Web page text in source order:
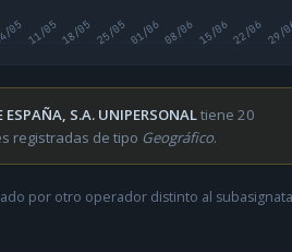
05 11/0518/05 25/0501/0608/06 15/0622/06 29/
ESPAÑA, S.A. UNIPERSONALtiene 20
registradas de tipo Geográfico.
por otro operador distinto al